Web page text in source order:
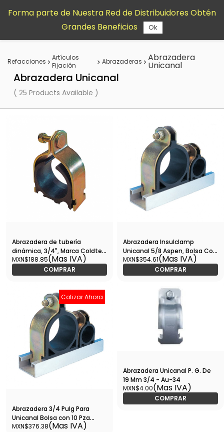
contenido
Refacciones
Artículos
Fijación
Abrazaderas Abrazadera
Unicanal
Abrazadera Unicanal
( 25 Products Available )
Abrazadera de tubería
dinámica, 3/4", Marca Coldtek,
BOLSA de 10 piezas -
ABTUDI034
MXN$188.85(Mas IVA)
COMPRAR
Abrazadera Insulclamp
Unicanal 5/8 Aspen, Bolsa Con
10 Pzas - B6276
MXN$354.61(Mas IVA)
COMPRAR
Cotizar Ahora
Abrazadera 3/4 Pulg Para
Unicanal Bolsa con 10 Pza
B6273 - AB3/4UN
MXN$376.38(Mas IVA)
Abrazadera Unicanal P. G. De
19 Mm 3/4 - Au-34
MXN$4.00(Mas IVA)
COMPRAR
Forma parte de Nuestra Red de Distribuidores Obtén
Grandes Beneficios
Ok